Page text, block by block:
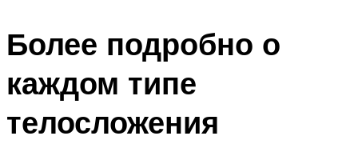
Более подробно о
каждом типе
телосложения